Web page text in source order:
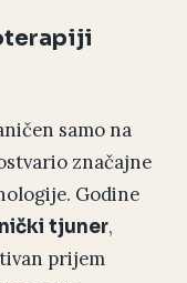
samo na
značajne
Godine
tjuner,
prijem